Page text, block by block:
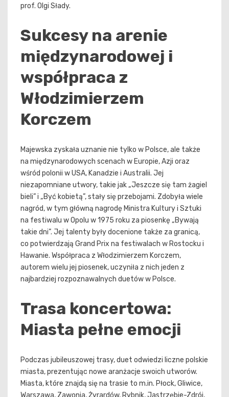
prof. Olgi Słady.
Sukcesy na arenie
międzynarodowej i
współpraca z
Włodzimierzem
Korczem
Majewska zyskała uznanie nie tylko w Polsce, ale także
na międzynarodowych scenach w Europie, Azji oraz
wśród polonii w USA, Kanadzie i Australii. Jej
niezapomniane utwory, takie jak „Jeszcze się tam żagiel
bieli” i „Być kobietą”, stały się przebojami. Zdobyła wiele
nagród, w tym główną nagrodę Ministra Kultury i Sztuki
na festiwalu w Opolu w 1975 roku za piosenkę „Bywają
takie dni”. Jej talenty były docenione także za granicą,
co potwierdzają Grand Prix na festiwalach w Rostocku i
Hawanie. Współpraca z Włodzimierzem Korczem,
autorem wielu jej piosenek, uczyniła z nich jeden z
najbardziej rozpoznawalnych duetów w Polsce.
Trasa koncertowa:
Miasta pełne emocji
Podczas jubileuszowej trasy, duet odwiedzi liczne polskie
miasta, prezentując nowe aranżacje swoich utworów.
Miasta, które znajdą się na trasie to m.in. Płock, Gliwice,
Warszawa, Zawonia, Żyrardów, Rybnik, Jastrzębie-Zdrój,